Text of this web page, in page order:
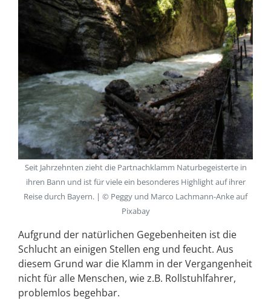
Aufgrund der natürlichen Gegebenheiten ist die
Schlucht an einigen Stellen eng und feucht. Aus
diesem Grund war die Klamm in der Vergangenheit
nicht für alle Menschen, wie z.B. Rollstuhlfahrer,
problemlos begehbar.
Seit Jahrzehnten zieht die Partnachklamm Naturbegeisterte in
ihren Bann und ist für viele ein besonderes Highlight auf ihrer
Reise durch Bayern. | © Peggy und Marco Lachmann-Anke auf
Pixabay